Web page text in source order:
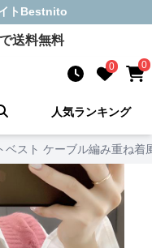
ト Bestnito
送料無料
0 0
人気ランキング
ベスト ケーブル編み重ね着